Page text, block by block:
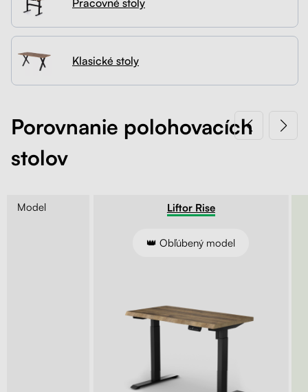
Kolieska
Organizácia kabeláže
Stojany na monitor - Riser
Skrinky so zásuvkami a zásuvky
Akustické paravány
Kontakt
Klasické stoly
Porovnanie polohovacích
stolov
Model Liftor Rise
👑 Obľúbený model